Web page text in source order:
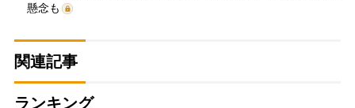
懸念も
関連記事
ランキング